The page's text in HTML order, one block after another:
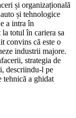
și organizațională
și tehnologice
a intra în
totul în cariera sa
convins că este o
industrii majore.
strategia de
descriindu-l pe
a ghidat